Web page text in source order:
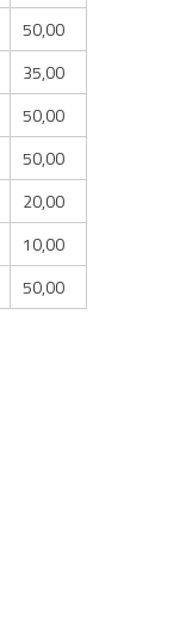
50,00
35,00
50,00
50,00
20,00
10,00
50,00